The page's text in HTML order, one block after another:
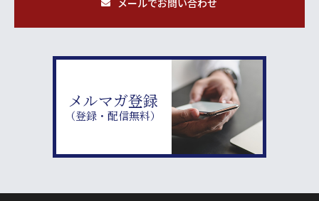
メールでお問い合わせ
メルマガ登録
（登録・配信無料）